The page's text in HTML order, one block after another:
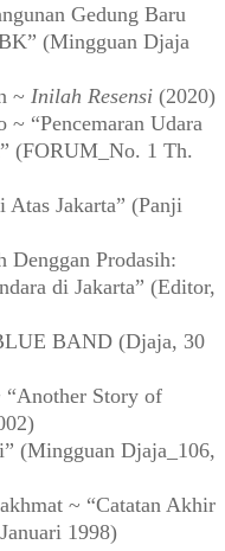
Gedung Baru
(Mingguan Djaja
~ Inilah Resensi (2020)
“Pencemaran Udara
(FORUM_No. 1 Th.
Jakarta” (Panji
Denggan Prodasih:
di Jakarta” (Editor,
BAND (Djaja, 30
“Another Story of
(Mingguan Djaja_106,
~ “Catatan Akhir
1998)